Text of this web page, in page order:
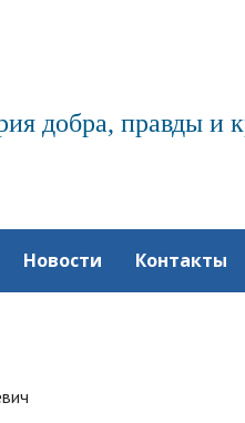
добра, правды и
Новости Контакты